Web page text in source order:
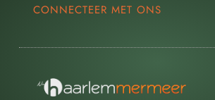
CONNECTEER MET ONS